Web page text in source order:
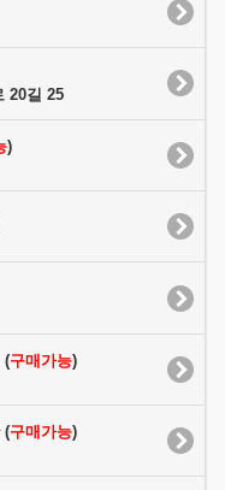
20길 25
)
(구매가능)
(구매가능)